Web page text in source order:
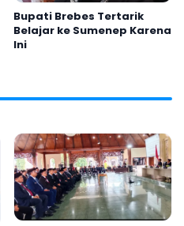
Bupati Brebes Tertarik
Belajar ke Sumenep Karena
Ini